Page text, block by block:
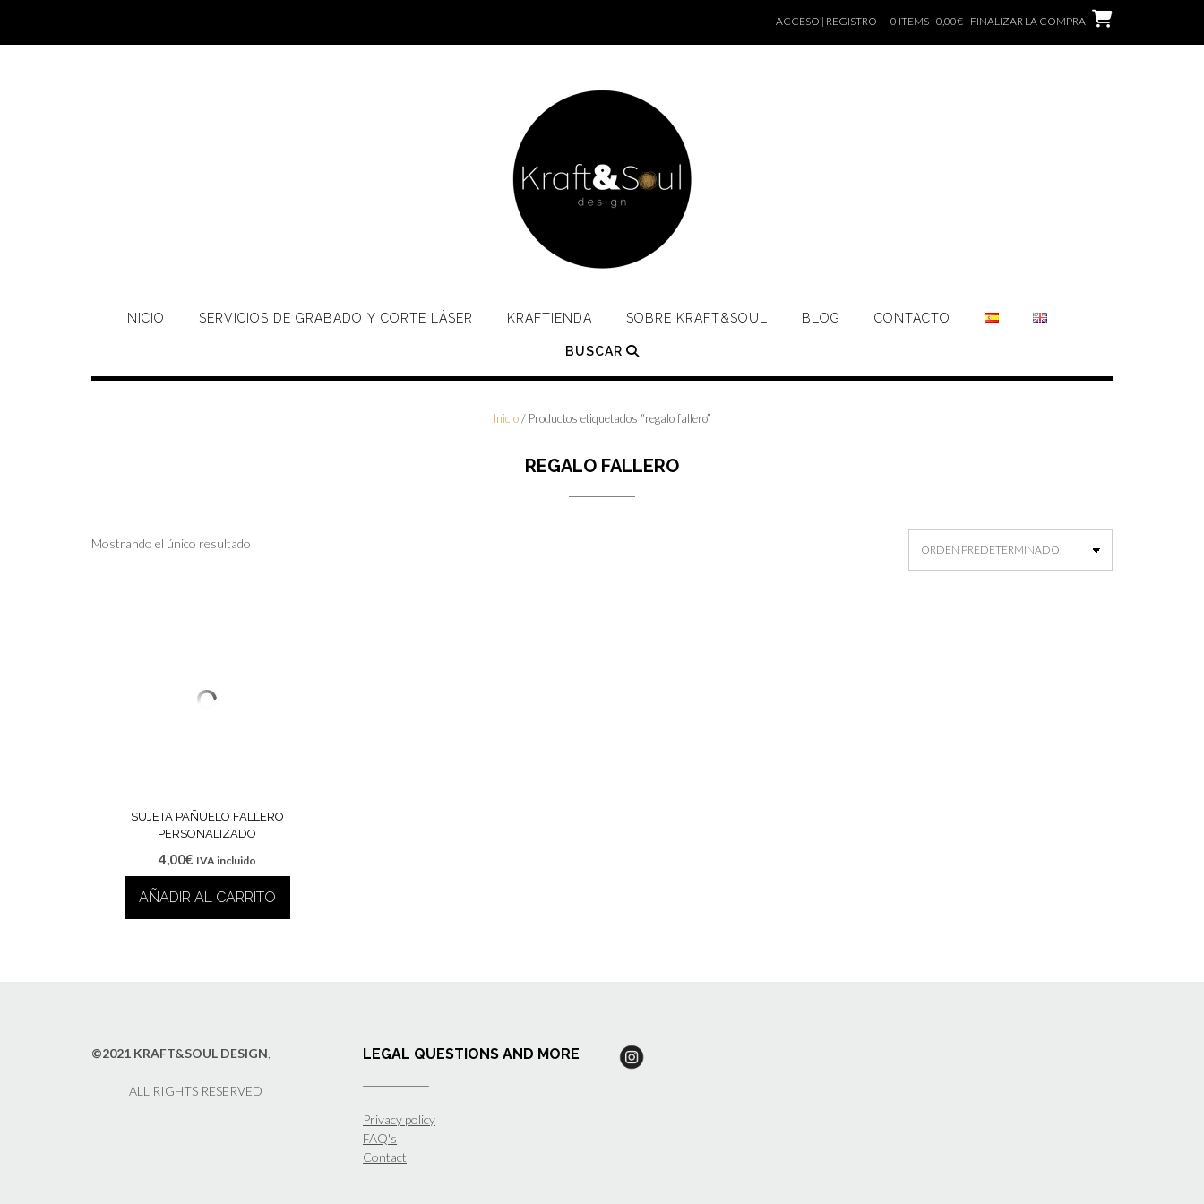
contenido
ACCESO | REGISTRO 0 ITEMS - 0,00€ FINALIZAR LA COMPRA
INICIO SERVICIOS DE GRABADO Y CORTE LÁSER KRAFTIENDA SOBRE KRAFT&SOUL BLOG CONTACTO
BUSCAR
Inicio/ Productos etiquetados “regalo fallero”
REGALO FALLERO
Mostrando el único resultado
SUJETA PAÑUELO FALLERO
PERSONALIZADO
4,00€ IVA incluido
AÑADIR AL CARRITO
©2021 KRAFT&SOUL DESIGN
ALL RIGHTS RESERVED
LEGAL QUESTIONS AND MORE
Privacy policy
FAQ's
Contact